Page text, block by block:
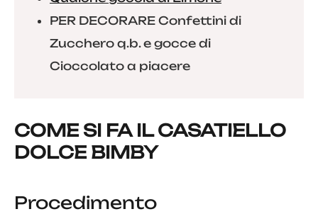
PER DECORARE Confettini di
Zucchero q.b. e gocce di
Cioccolato a piacere
COME SI FA IL CASATIELLO
DOLCE BIMBY
Procedimento